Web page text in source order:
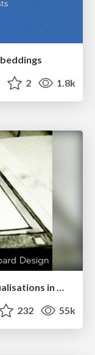
2 1.8k
232 55k